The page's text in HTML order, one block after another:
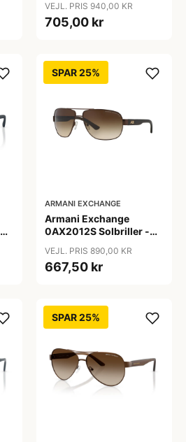
VEJL. PRIS 940,00 KR
705,00 kr
SPAR 25%
ARMANI EXCHANGE
Armani Exchange
0AX2012S Solbriller -
VEJL. PRIS 890,00 KR
667,50 kr
SPAR 25%